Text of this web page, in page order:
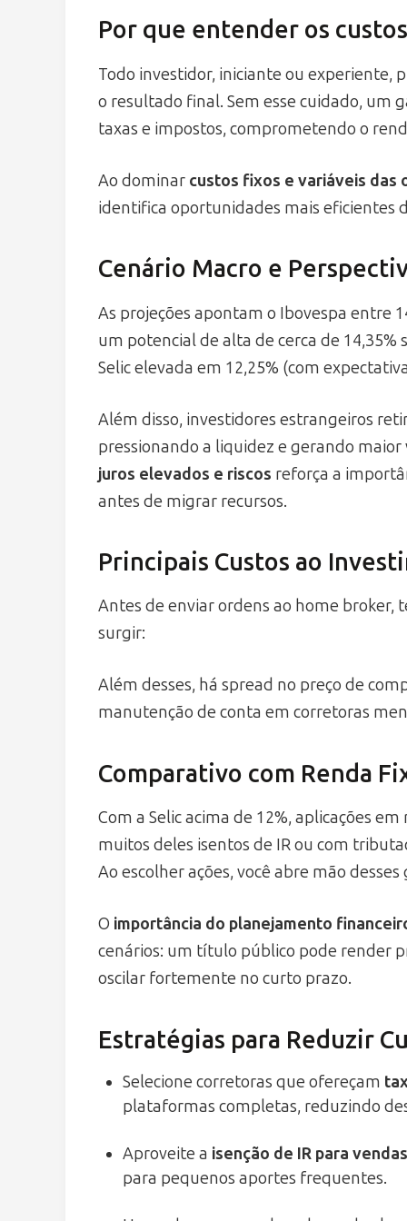
Por que entender os
Todo investidor, iniciante ou experiente,
o resultado final. Sem esse cuidado, um
taxas e impostos, comprometendo o
Ao dominar custos fixos e variáveis das
identifica oportunidades mais eficientes
Cenário Macro e
As projeções apontam o Ibovespa entre
um potencial de alta de cerca de
Selic elevada em 12,25% (com
Além disso, investidores estrangeiros
pressionando a liquidez e gerando
juros elevados e riscos reforça a
antes de migrar recursos.
Principais Custos ao
Antes de enviar ordens ao home broker,
surgir:
Além desses, há spread no preço de
manutenção de conta em corretoras
Comparativo com Renda
Com a Selic acima de 12%, aplicações
muitos deles isentos de IR ou com
Ao escolher ações, você abre mão
O importância do planejamento
cenários: um título público pode render
oscilar fortemente no curto prazo.
Estratégias para Reduzir
Selecione corretoras que ofereçam
plataformas completas, reduzindo
Aproveite a isenção de IR para
para pequenos aportes frequentes.